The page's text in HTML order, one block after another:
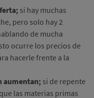
si hay muchas
pero solo hay 2
de mucha
ocurre los precios de
hacerle frente a la
aumentan; si de repente
las materias primas